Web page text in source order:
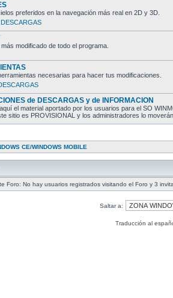
preferidos en la navegación más real en 2D y 3D.
DESCARGAS
modificado de todo el programa.
necesarias para hacer tus modificaciones.
de DESCARGAS y de INFORMACION
el material aportado por los usuarios para el SO
sitio es PROVISIONAL y los administradores lo
CE/WINDOWS MOBILE
Foro: No hay usuarios registrados visitando el Foro y 3
Saltar a:
Traducción al